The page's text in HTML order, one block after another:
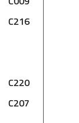
C216
C220
C207